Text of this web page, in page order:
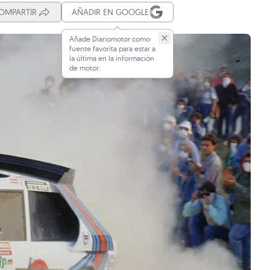
AÑADIR EN GOOGLE
Añade Diariomotor como
fuente favorita para estar a
la última en la información
de motor.